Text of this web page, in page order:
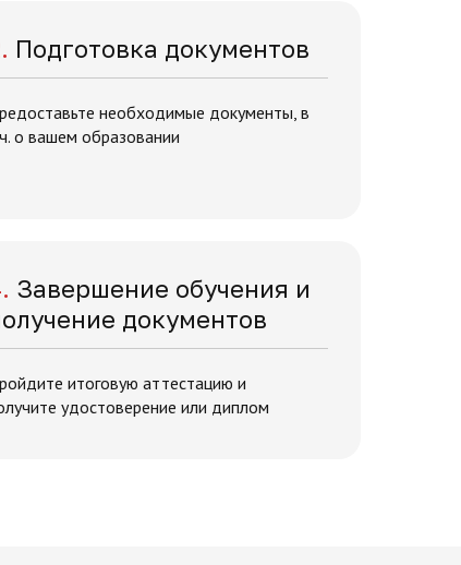
Подготовка документов
Завершение обучения и
документов
необходимые документы, в
о вашем образовании
итоговую аттестацию и
удостоверение или диплом